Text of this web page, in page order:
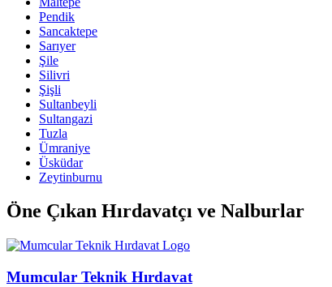
Pendik
Sancaktepe
Sarıyer
Şile
Silivri
Şişli
Sultanbeyli
Sultangazi
Tuzla
Ümraniye
Üsküdar
Zeytinburnu
Öne Çıkan Hırdavatçı ve Nalburlar
Mumcular Teknik Hırdavat